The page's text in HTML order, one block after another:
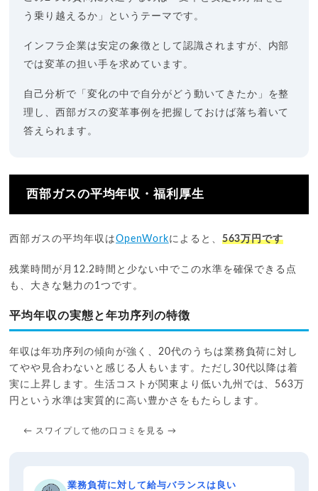
う乗り越えるか」というテーマです。
インフラ企業は安定の象徴として認識されますが、内部
では変革の担い手を求めています。
自己分析で「変化の中で自分がどう動いてきたか」を整
理し、西部ガスの変革事例を把握しておけば落ち着いて
答えられます。
西部ガスの平均年収・福利厚生
西部ガスの平均年収はOpenWorkによると、 563万円です
残業時間が月12.2時間と少ない中でこの水準を確保できる点
も、大きな魅力の1つです。
平均年収の実態と年功序列の特徴
年収は年功序列の傾向が強く、20代のうちは業務負荷に対し
てやや見合わないと感じる人もいます。ただし30代以降は着
実に上昇します。生活コストが関東より低い九州では、563万
円という水準は実質的に高い豊かさをもたらします。
← スワイプして他の口コミを見る →
業務負荷に対して給与バランスは良い